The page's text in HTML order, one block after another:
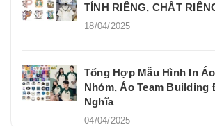
TÍNH RIÊNG, CHẤT
18/04/2025
Tổng Hợp Mẫu Hình In
Nhóm, Áo Team Building
Nghĩa
04/04/2025